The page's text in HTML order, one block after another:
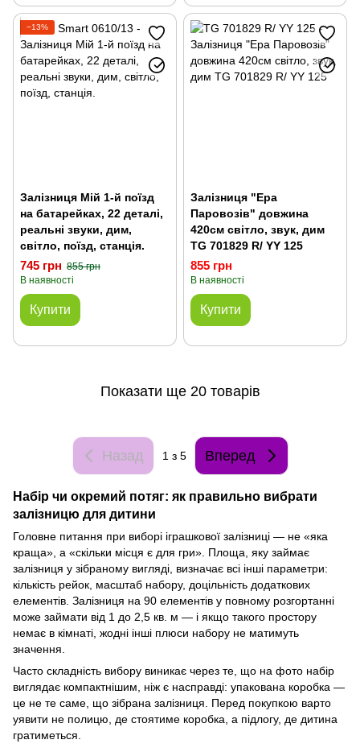
Набір чи окремий потяг: як правильно вибрати
залізницю для дитини
Головне питання при виборі іграшкової залізниці — не «яка
краща», а «скільки місця є для гри». Площа, яку займає
залізниця у зібраному вигляді, визначає всі інші параметри:
кількість рейок, масштаб набору, доцільність додаткових
елементів. Залізниця на 90 елементів у повному розгортанні
може займати від 1 до 2,5 кв. м — і якщо такого простору
немає в кімнаті, жодні інші плюси набору не матимуть
значення.
Часто складність вибору виникає через те, що на фото набір
виглядає компактнішим, ніж є насправді: упакована коробка —
це не те саме, що зібрана залізниця. Перед покупкою варто
уявити не полицю, де стоятиме коробка, а підлогу, де дитина
гратиметься.
−13%
Залізниця Мій 1-й поїзд
на батарейках, 22 деталі,
реальні звуки, дим,
світло, поїзд, станція.
745 грн 855 грн
В наявності
Купити
Залізниця "Ера
Паровозів" довжина
420см світло, звук, дим
TG 701829 R/ YY 125
855 грн
В наявності
Купити
Показати ще 20 товарів
Назад 1 з 5 Вперед